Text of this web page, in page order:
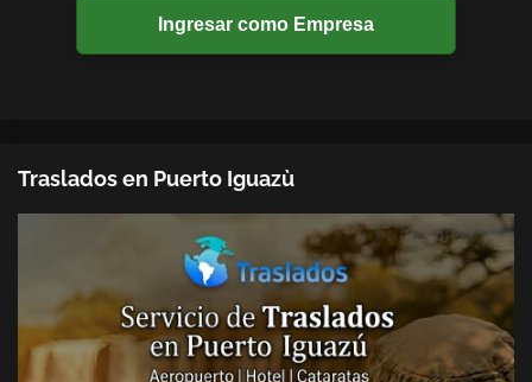
Ingresar como Empresa
Traslados en Puerto Iguazù